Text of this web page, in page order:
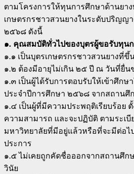
ตามโครงการให้ทุนการศึกษาด้านยา
เกษตรกรชาวสวนยางในระดับปริญญ
๒๕๖๘ ดังนี้
๑. คุณสมบัติทั่วไปของบุตรผู้ขอรับทุน
๑.๑ เป็นบุตรเกษตรกรชาวสวนยางที่ขึ้
๑.๒ ต้องมีอายุไม่เกิน ๒๕ ปี ณ วันที่ยื่
๑.๓ เป็นผู้ได้รับการตอบรับให้เข้าศึก
ประจําปีการศึกษา ๒๕๖๘ จากสถานศึ
๑.๔ เป็นผู้ที่มีความประพฤติเรียบร้อย ตั้
ความสามารถ และจะปฏิบัติ ตามระเ
มหาวิทยาลัยที่มีอยู่แล้วหรือที่จะมีต่อไ
ประการ
๑.๕ ไม่เคยถูกคัดชื่อออกจากสถานศึก
วินัย